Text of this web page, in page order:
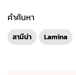
คำค้นหา
ลามีน่า Lamina